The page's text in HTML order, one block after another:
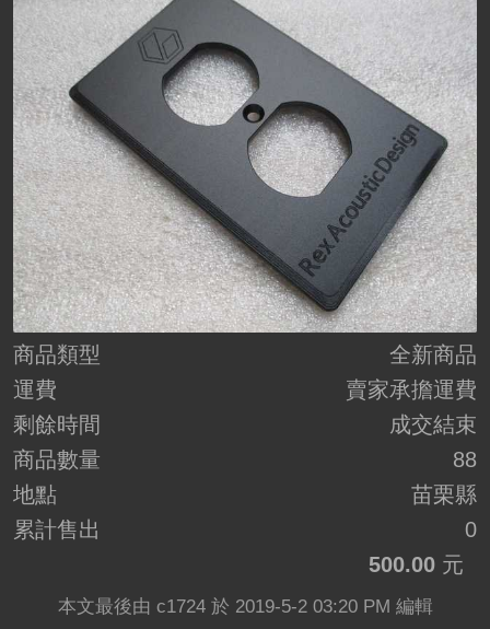
商品類型
全新商品
運費
賣家承擔運費
剩餘時間
成交結束
商品數量
88
地點
苗栗縣
累計售出
0
500.00 元
本文最後由 c1724 於 2019-5-2 03:20 PM 編輯